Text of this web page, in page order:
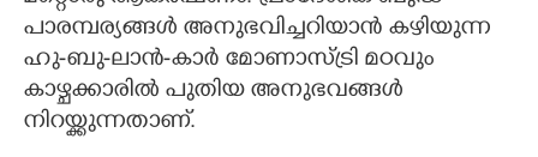
പാരമ്പര്യങ്ങൾ അനുഭവിച്ചറിയാൻ കഴിയുന്ന
ഹു-ബു-ലാൻ-കാർ മോണാസ്ട്രി മഠവും
കാഴ്ചക്കാരിൽ പുതിയ അനുഭവങ്ങൾ
നിറയ്ക്കുന്നതാണ്.